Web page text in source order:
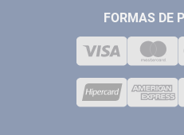
COMPRESSORES
VENDAS
SAC@ANTFERRAMENTAS.COM.BR
FORMAS DE